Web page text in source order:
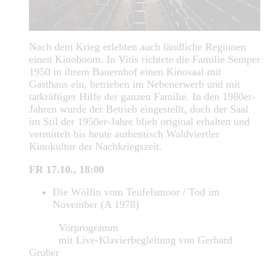
Nach dem Krieg erlebten auch ländliche Regionen
einen Kinoboom. In Vitis richtete die Familie Semper
1950 in ihrem Bauernhof einen Kinosaal mit
Gasthaus ein, betrieben im Nebenerwerb und mit
tatkräftiger Hilfe der ganzen Familie. In den 1980er-
Jahren wurde der Betrieb eingestellt, doch der Saal
im Stil der 1950er-Jahre blieb original erhalten und
vermittelt bis heute authentisch Waldviertler
Kinokultur der Nachkriegszeit.
FR 17.10., 18:00
Die Wölfin vom Teufelsmoor / Tod im
November (A 1978)
Vorprogramm
mit Live-Klavierbegleitung von Gerhard
Gruber